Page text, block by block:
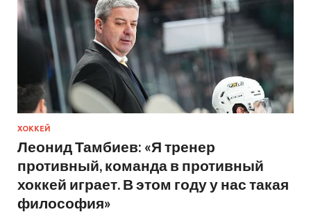
ХОККЕЙ
Леонид Тамбиев: «Я тренер
противный, команда в противный
хоккей играет. В этом году у нас такая
философия»